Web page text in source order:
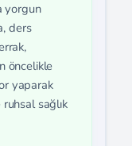
yorgun
ders
öncelikle
yaparak
sağlık